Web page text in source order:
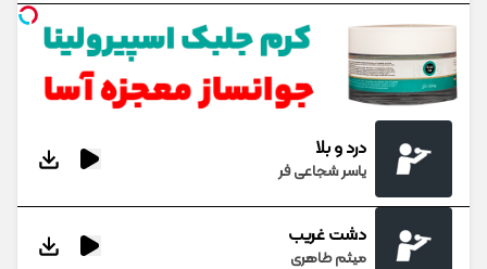
درد و بلا
یاسر شجاعی فر
دشت غریب
میثم طاهری